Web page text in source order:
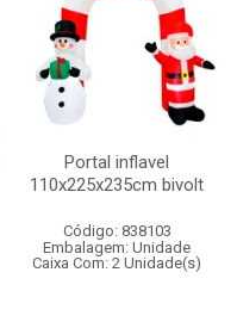
Portal inflavel
110x225x235cm bivolt
Código: 838103
Embalagem: Unidade
Caixa Com: 2 Unidade(s)